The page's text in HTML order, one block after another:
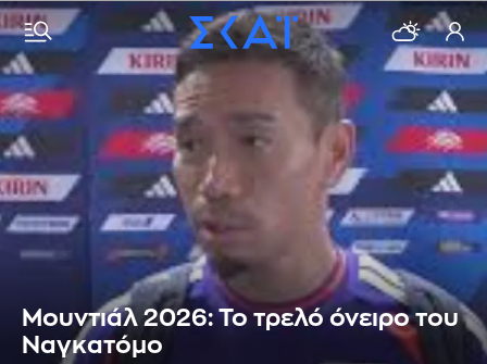
Μουντιάλ 2026: Το τρελό όνειρο του
Ναγκατόμο